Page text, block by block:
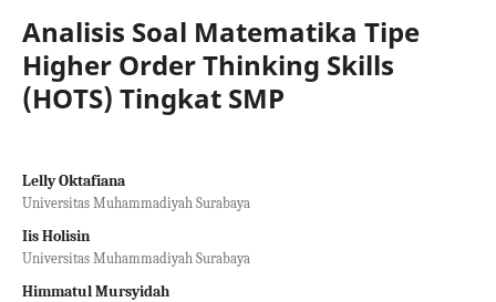
Analisis Soal Matematika Tipe
Higher Order Thinking Skills
(HOTS) Tingkat SMP
Lelly Oktafiana
Universitas Muhammadiyah Surabaya
Iis Holisin
Universitas Muhammadiyah Surabaya
Himmatul Mursyidah